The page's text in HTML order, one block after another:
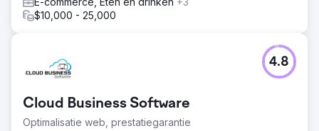
$10,000 - 25,000
Cloud Business Software
Optimalisatie web, prestatiegarantie
4.8